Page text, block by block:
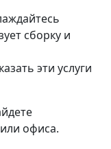
сборку и
эти услуги
офиса.